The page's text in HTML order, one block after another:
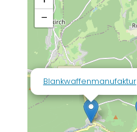
Blankwaffenmanufaktur
−